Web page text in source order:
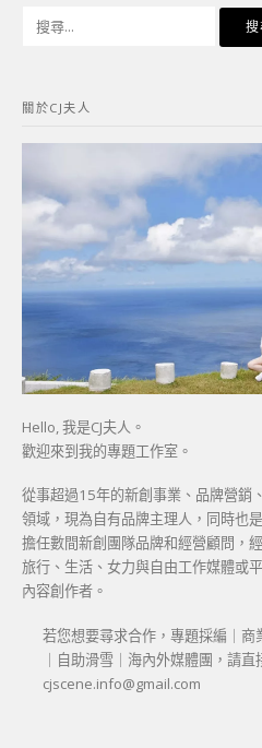
字:
關於CJ夫人
Hello, 我是CJ夫人。
歡迎來到我的專題工作室。
從事超過15年的新創事業、品牌營銷
領域，現為自有品牌主理人，同時也
擔任數間新創團隊品牌和經營顧問，
旅行、生活、女力與自由工作媒體或
內容創作者。
若您想要尋求合作，專題採編｜
｜自助滑雪｜海內外媒體團，請直
cjscene.info@gmail.com